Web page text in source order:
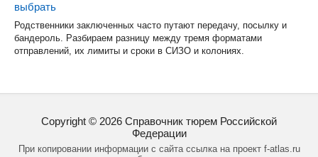
выбрать
Родственники заключенных часто путают передачу, посылку и
бандероль. Разбираем разницу между тремя форматами
отправлений, их лимиты и сроки в СИЗО и колониях.
Copyright © 2026 Справочник тюрем Российской
Федерации
При копировании информации с сайта ссылка на проект f-atlas.ru